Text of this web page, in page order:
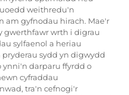
weithredu'n
am gyfnodau hirach. Mae'r
gwerthfawr wrth i digrau
sylfaenol a heriau
sydd yn digwydd
ynni'n darparu ffyrdd o
cyfraddau
tra'n cefnogi'r